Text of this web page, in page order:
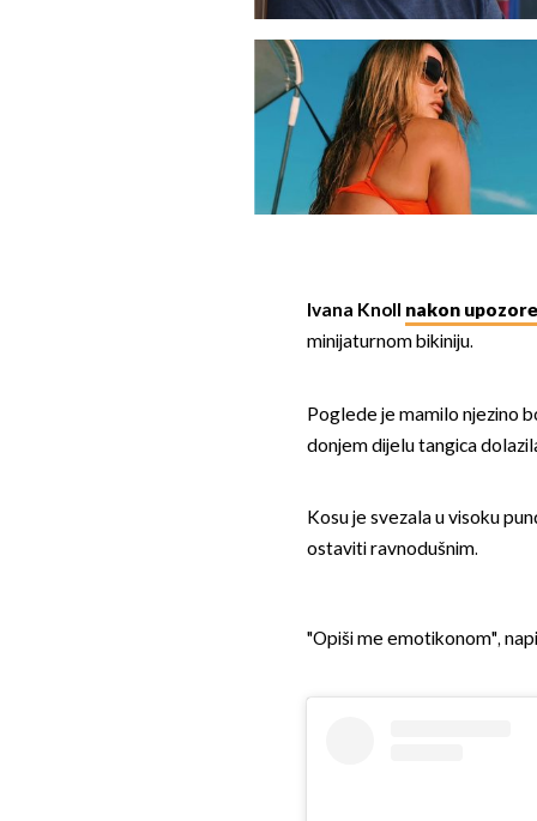
Ivana Knoll nakon
minijaturnom bikiniju.
Poglede je mamilo njezino
donjem dijelu tangica
Kosu je svezala u visoku
ostaviti ravnodušnim.
"Opiši me emotikonom",